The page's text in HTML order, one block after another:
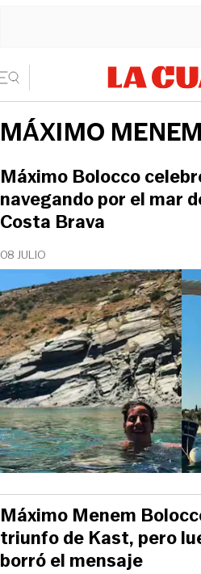
MÁXIMO MENEM
08 JULIO
Máximo Bolocco
navegando por el mar
Costa Brava
Máximo Menem
triunfo de Kast, pero
borró el mensaje